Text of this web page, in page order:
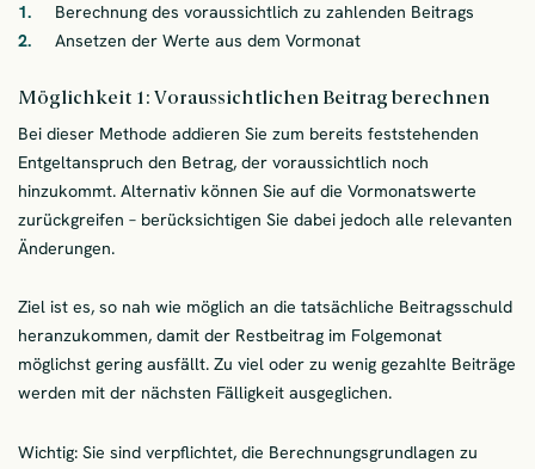
Berechnung des voraussichtlich zu zahlenden Beitrags
Ansetzen der Werte aus dem Vormonat
Möglichkeit 1: Voraussichtlichen Beitrag berechnen
Bei dieser Methode addieren Sie zum bereits feststehenden
Entgeltanspruch den Betrag, der voraussichtlich noch
hinzukommt. Alternativ können Sie auf die Vormonatswerte
zurückgreifen – berücksichtigen Sie dabei jedoch alle relevanten
Änderungen.
Ziel ist es, so nah wie möglich an die tatsächliche Beitragsschuld
heranzukommen, damit der Restbeitrag im Folgemonat
möglichst gering ausfällt. Zu viel oder zu wenig gezahlte Beiträge
werden mit der nächsten Fälligkeit ausgeglichen.
Wichtig: Sie sind verpflichtet, die Berechnungsgrundlagen zu